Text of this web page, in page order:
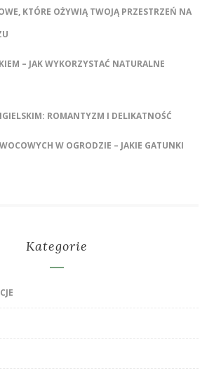
KTÓRE OŻYWIĄ TWOJĄ PRZESTRZEŃ NA
– JAK WYKORZYSTAĆ NATURALNE
ROMANTYZM I DELIKATNOŚĆ
W OGRODZIE – JAKIE GATUNKI
Kategorie